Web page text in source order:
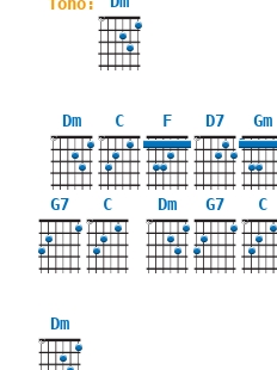
Tono:
X
Dm
X
C
X
F D7
X
Gm
3
G7 C
X
Dm
X
G7 C
X
Dm
X